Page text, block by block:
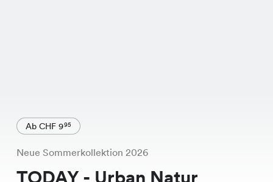
Ab CHF 995
Neue Sommerkollektion 2026
TODAY - Urban Natur